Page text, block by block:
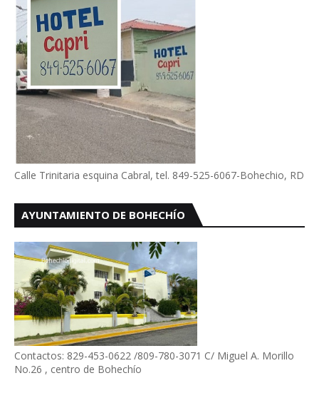
Calle Trinitaria esquina Cabral, tel. 849-525-6067-Bohechio, RD
AYUNTAMIENTO DE BOHECHÍO
Contactos: 829-453-0622 /809-780-3071 C/ Miguel A. Morillo
No.26 , centro de Bohechío